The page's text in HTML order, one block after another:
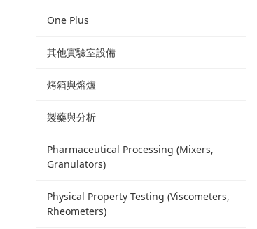
One Plus
其他實驗室設備
烤箱與熔爐
製藥與分析
Pharmaceutical Processing (Mixers,
Granulators)
Physical Property Testing (Viscometers,
Rheometers)